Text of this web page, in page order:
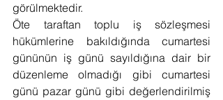
görülmektedir.
Öte taraftan toplu iş sözleşmesi
hükümlerine bakıldığında cumartesi
gününün iş günü sayıldığına dair bir
düzenleme olmadığı gibi cumartesi
günü pazar günü gibi değerlendirilmiş